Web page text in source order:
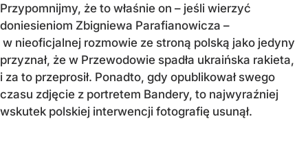
Przypomnijmy, że to właśnie on – jeśli wierzyć
doniesieniom Zbigniewa Parafianowicza –
w nieoficjalnej rozmowie ze stroną polską jako jedyny
przyznał, że w Przewodowie spadła ukraińska rakieta,
i za to przeprosił. Ponadto, gdy opublikował swego
czasu zdjęcie z portretem Bandery, to najwyraźniej
wskutek polskiej interwencji fotografię usunął.